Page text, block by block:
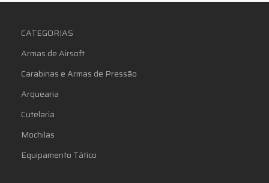
CATEGORIAS
Armas de Airsoft
Carabinas e Armas de Pressão
Arquearia
Cutelaria
Mochilas
Equipamento Tático